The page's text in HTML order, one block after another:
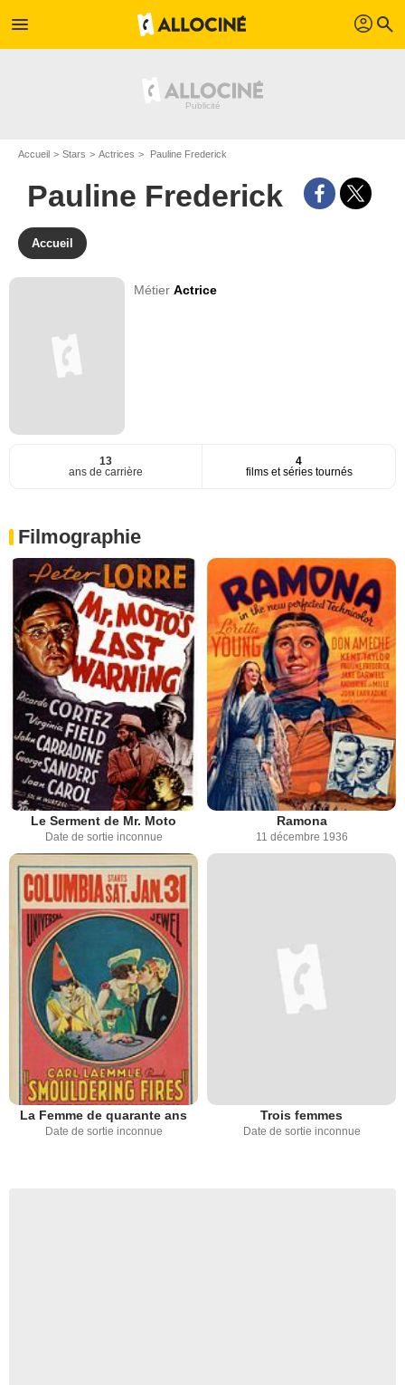
menu profil search
Accueil Stars Actrices Pauline Frederick
Pauline Frederick
Accueil
MétierActrice
13
ans de carrière
4
films et séries tournés
Filmographie
Le Serment de Mr. Moto
Date de sortie inconnue
Ramona
11 décembre 1936
La Femme de quarante ans
Date de sortie inconnue
Trois femmes
Date de sortie inconnue